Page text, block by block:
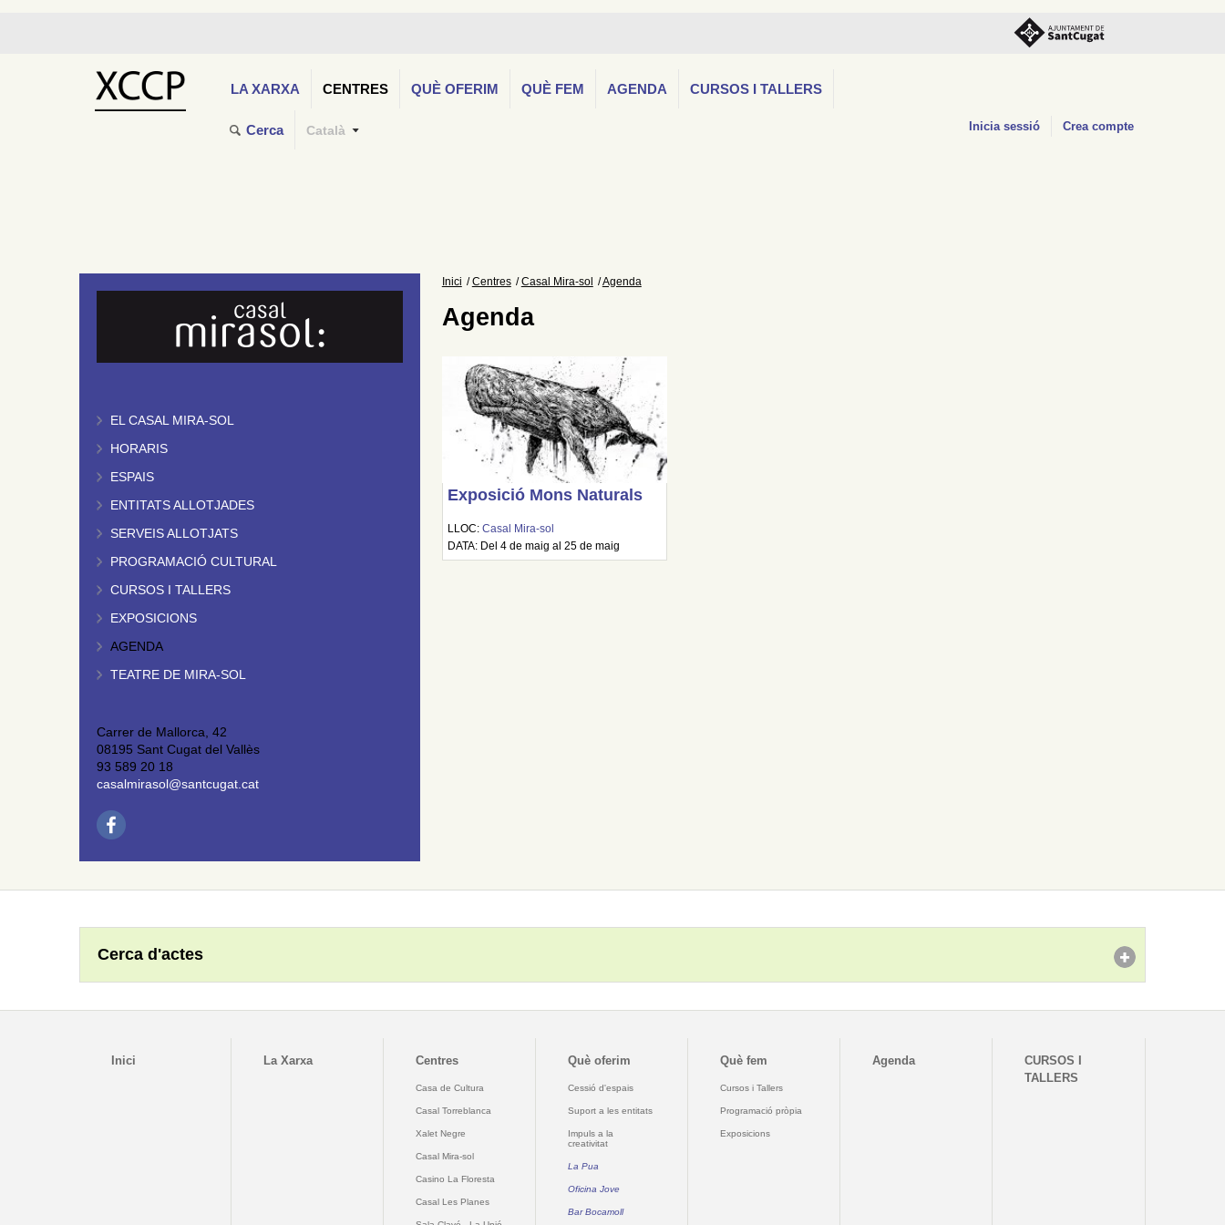
LA XARXA CENTRES QUÈ OFERIM QUÈ FEM AGENDA CURSOS I TALLERS
Cerca Català Inicia sessió Crea compte
EL CASAL MIRA-SOL
HORARIS
ESPAIS
ENTITATS ALLOTJADES
SERVEIS ALLOTJATS
PROGRAMACIÓ CULTURAL
CURSOS I TALLERS
EXPOSICIONS
AGENDA
TEATRE DE MIRA-SOL
Carrer de Mallorca, 42
08195 Sant Cugat del Vallès
93 589 20 18
casalmirasol@santcugat.cat
Inici Centres Casal Mira-sol Agenda
Agenda
Exposició Mons Naturals
LLOC: Casal Mira-sol
DATA: Del 4 de maig al 25 de maig
Cerca d'actes
Inici La Xarxa Centres
Casa de Cultura
Casal Torreblanca
Xalet Negre
Casal Mira-sol
Casino La Floresta
Casal Les Planes
Què oferim
Cessió d'espais
Suport a les entitats
Impuls a la
creativitat
La Pua
Oficina Jove
Bar Bocamoll
Què fem
Cursos i Tallers
Programació pròpia
Exposicions
Agenda
CURSOS I
TALLERS